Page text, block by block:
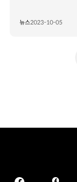
뉴스2023-10-05